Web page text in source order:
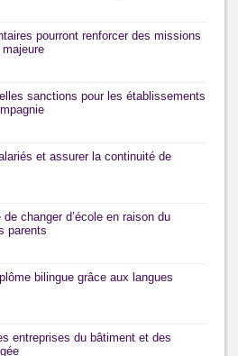
pourront renforcer des missions
sanctions pour les établissements
et assurer la continuité de
changer d’école en raison du
parents
bilingue grâce aux langues
entreprises du bâtiment et des